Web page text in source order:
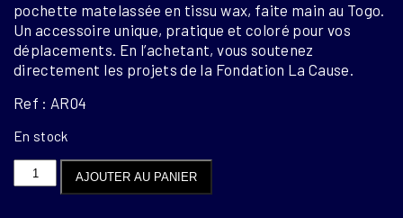
pochette matelassée en tissu wax, faite main au Togo.
Un accessoire unique, pratique et coloré pour vos
déplacements. En l’achetant, vous soutenez
directement les projets de la Fondation La Cause.
Ref : AR04
En stock
quantité
de
AJOUTER AU PANIER